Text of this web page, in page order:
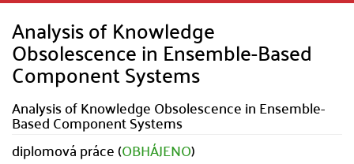
Analysis of Knowledge
Obsolescence in Ensemble-Based
Component Systems
Analysis of Knowledge Obsolescence in Ensemble-
Based Component Systems
diplomová práce (OBHÁJENO)